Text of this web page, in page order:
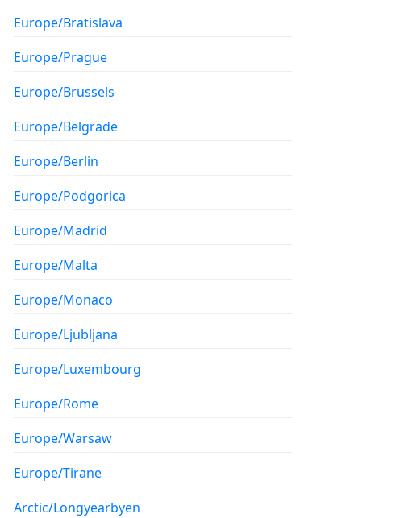
Europe/Bratislava
Europe/Prague
Europe/Brussels
Europe/Belgrade
Europe/Berlin
Europe/Podgorica
Europe/Madrid
Europe/Malta
Europe/Monaco
Europe/Ljubljana
Europe/Luxembourg
Europe/Rome
Europe/Warsaw
Europe/Tirane
Arctic/Longyearbyen